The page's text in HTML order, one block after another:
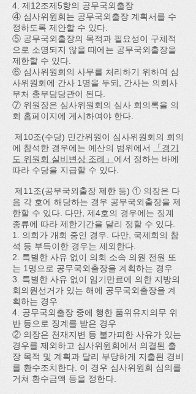
4. 제12조제5항의 공무국외출장
④ 심사위원회는 공무국외출장 계획서를 수
정하도록 제안할 수 있다.
⑤ 공무국외출장의 목적과 필요성이 구체적
으로 소명되지 않을 때에는 공무국외출장을
제한할 수 있다.
⑥ 심사위원회의 사무를 처리하기 위하여 심
사위원회에 간사 1명을 두되, 간사는 의회사
무처 총무담당관이 된다.
⑦ 위원장은 심사위원회의 심사 회의록을 의
회 홈페이지에 게시하여야 한다.
제10조(수당) 민간위원이 심사위원회의 회의
에 참석한 경우에는 예산의 범위에서
「경기
도 위원회 실비변상 조례」 에서 정하는 바에
따라 수당을 지급할 수 있다.
제11조(공무국외출장 제한 등) ① 의장은 다
음 각 호에 해당하는 경우 공무국외출장을 제
한할 수 있다. 다만, 제4호의 경우에는 징계
종류에 따라 제한기간을 달리 정할 수 있다.
1. 의회가 개회 중인 경우. 다만, 국제회의 참
석 등 부득이한 경우는 제외한다.
2. 특별한 사유 없이 의회 소속 의원 전원 또
는 1명으로 공무국외출장을 계획하는 경우
3. 특별한 사유 없이 임기만료에 의한 지방의
회의원선거가 있는 해에 공무국외출장을 계
획하는 경우
4. 공무국외출장 중에 행한 품위유지의무 위
반 등으로 징계를 받은 경우
② 의장은 천재지변 등 불가피한 사유가 있는
경우를 제외하고 심사위원회에서 의결된 출
장 목적 및 계획과 달리 부당하게 지출된 경비
를 환수조치한다. 이 경우 심사위원회 심의를
거쳐 환수금액 등을 정한다.